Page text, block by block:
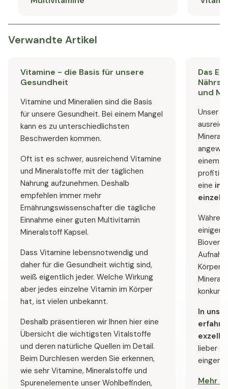
Verwandte Artikel
Vitamine - die Basis für unsere
Gesundheit
Vitamine und Mineralien sind die Basis
für unsere Gesundheit. Bei einem Mangel
kann es zu unterschiedlichsten
Beschwerden kommen.
Oft ist es schwer, ausreichend Vitamine
und Mineralstoffe mit der täglichen
Nahrung aufzunehmen. Deshalb
empfehlen immer mehr
Ernährungswissenschafter die tägliche
Einnahme einer guten Multivitamin
Mineralstoff Kapsel.
Dass Vitamine lebensnotwendig und
daher für die Gesundheit wichtig sind,
weiß eigentlich jeder. Welche Wirkung
aber jedes einzelne Vitamin im Körper
hat, ist vielen unbekannt.
Deshalb präsentieren wir Ihnen hier eine
Übersicht die wichtigsten Vitalstoffe
und deren natürliche Quellen im Detail.
Beim Durchlesen werden Sie erkennen,
wie sehr Vitamine, Mineralstoffe und
Spurenelemente unser Wohlbefinden,
Das
und
Unser
einem
eine
einiger
Körper
In
lieber
Mehr